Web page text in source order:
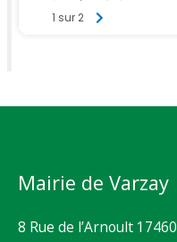
Mairie de Varzay
8 Rue de l’Arnoult 17460